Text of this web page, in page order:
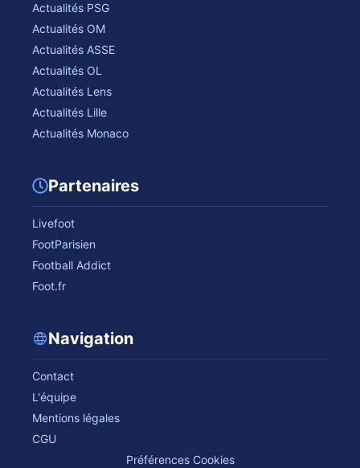
Actualités PSG
Actualités OM
Actualités ASSE
Actualités OL
Actualités Lens
Actualités Lille
Actualités Monaco
Partenaires
Livefoot
FootParisien
Football Addict
Foot.fr
Navigation
Contact
L'équipe
Mentions légales
CGU
Préférences Cookies